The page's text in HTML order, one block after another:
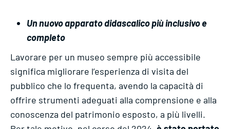
Un nuovo apparato didascalico più inclusivo e
completo
Lavorare per un museo sempre più accessibile
significa migliorare l’esperienza di visita del
pubblico che lo frequenta, avendo la capacità di
offrire strumenti adeguati alla comprensione e alla
conoscenza del patrimonio esposto, a più livelli.